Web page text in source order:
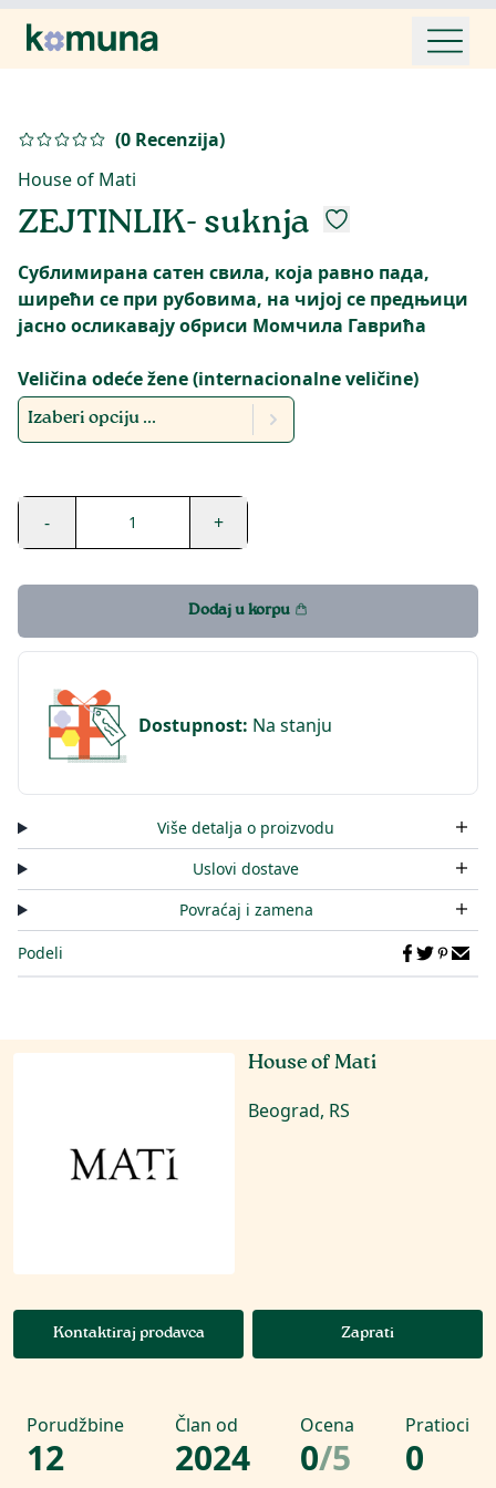
(0 Recenzija)
House of Mati
ZEJTINLIK- suknja
Сублимирана сатен свила, која равно пада,
ширећи се при рубовима, на чијој се предњици
јасно осликавају обриси Момчила Гаврића
Veličina odeće žene (internacionalne veličine)
Izaberi opciju ...
- 1 +
Dodaj u korpu
Dostupnost: Na stanju
Više detalja o proizvodu
Uslovi dostave
Povraćaj i zamena
Podeli
House of Mati
Beograd, RS
Kontaktiraj prodavca Zaprati
Porudžbine
12
Član od
2024
Ocena
0/5
Pratioci
0